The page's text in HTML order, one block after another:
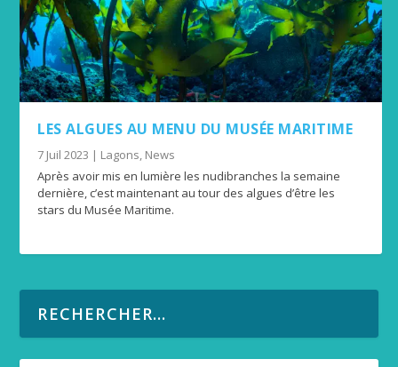
LES ALGUES AU MENU DU MUSÉE MARITIME
7 Juil 2023 | Lagons, News
Après avoir mis en lumière les nudibranches la semaine
dernière, c’est maintenant au tour des algues d’être les
stars du Musée Maritime.